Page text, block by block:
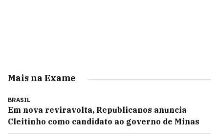
Mais na Exame
BRASIL
Em nova reviravolta, Republicanos anuncia
Cleitinho como candidato ao governo de Minas